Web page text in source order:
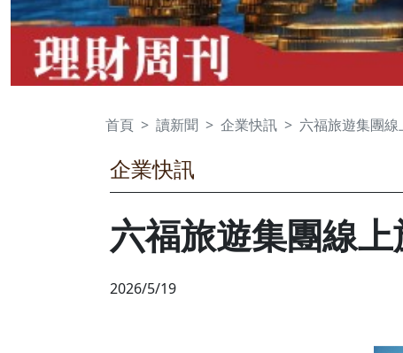
首頁 讀新聞 企業快訊 六福旅遊集團
企業快訊
六福旅遊集團線
2026/5/19